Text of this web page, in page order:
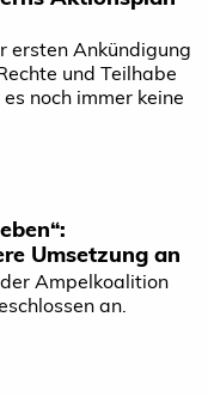
ersten Ankündigung
und Teilhabe
noch immer keine
Umsetzung an
Ampelkoalition
an.